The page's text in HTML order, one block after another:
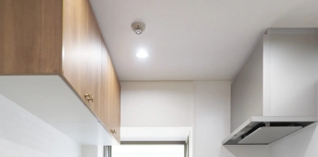
会社情報
SDGsの取り組み
イベント情報